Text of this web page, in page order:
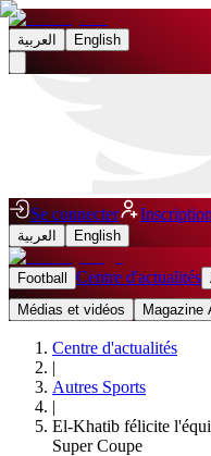
العربية English
Se connecter Inscription
العربية English
Football Centre d'actualités
Médias et vidéos
Magazine
Centre d'actualités
|
Autres Sports
|
El-Khatib félicite
Super Coupe